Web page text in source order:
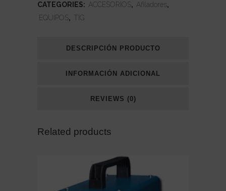
CATEGORIES: ACCESORIOS, Afiladores,
EQUIPOS, TIG
DESCRIPCIÓN PRODUCTO
INFORMACIÓN ADICIONAL
REVIEWS (0)
Related products